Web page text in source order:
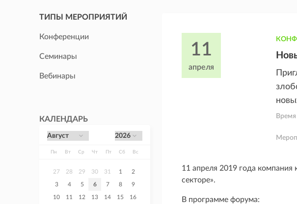
ТИПЫ МЕРОПРИЯТИЙ
Конференции
Семинары
Вебинары
КАЛЕНДАРЬ
Пн Вт Ср Чт Пт Сб Вс
27 28 29 30 31 1 2
3 4 5 6 7 8 9
10 11 12 13 14 15 16
11
апреля
11 апреля 2019 года компания
секторе».
В программе форума: